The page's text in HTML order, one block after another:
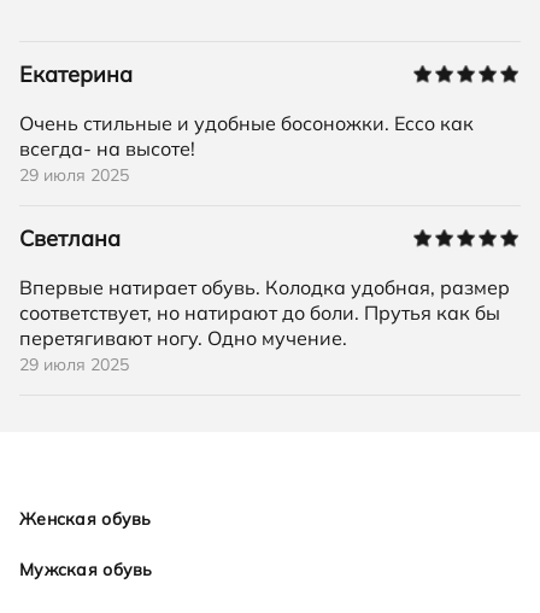
Екатерина
Очень стильные и удобные босоножки. Ecco как
всегда- на высоте!
29 июля 2025
Светлана
Впервые натирает обувь. Колодка удобная, размер
соответствует, но натирают до боли. Прутья как бы
перетягивают ногу. Одно мучение.
29 июля 2025
Женская обувь
Мужская обувь